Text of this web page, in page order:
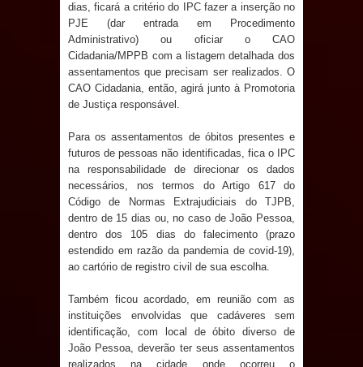
Caldas Brandão: IPMCB responde
questionamentos da vereadora
Rosângela e afirma que
débitos históricos
dias, ficará a critério do IPC fazer a inserção no
PJE (dar entrada em Procedimento
Administrativo) ou oficiar o CAO
Cidadania/MPPB com a listagem detalhada dos
assentamentos que precisam ser realizados. O
CAO Cidadania, então, agirá junto à Promotoria
de Justiça responsável.
Para os assentamentos de óbitos presentes e
futuros de pessoas não identificadas, fica o IPC
na responsabilidade de direcionar os dados
necessários, nos termos do Artigo 617 do
Código de Normas Extrajudiciais do TJPB,
dentro de 15 dias ou, no caso de João Pessoa,
dentro dos 105 dias do falecimento (prazo
estendido em razão da pandemia de covid-19),
ao cartório de registro civil de sua escolha.
Também ficou acordado, em reunião com as
instituições envolvidas que cadáveres sem
identificação, com local de óbito diverso de
João Pessoa, deverão ter seus assentamentos
realizados na cidade onde ocorreu o